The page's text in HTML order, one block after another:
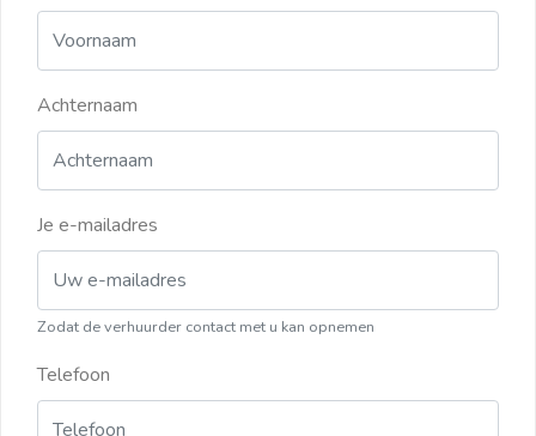
Achternaam
Je e-mailadres
Zodat de verhuurder contact met u kan opnemen
Telefoon